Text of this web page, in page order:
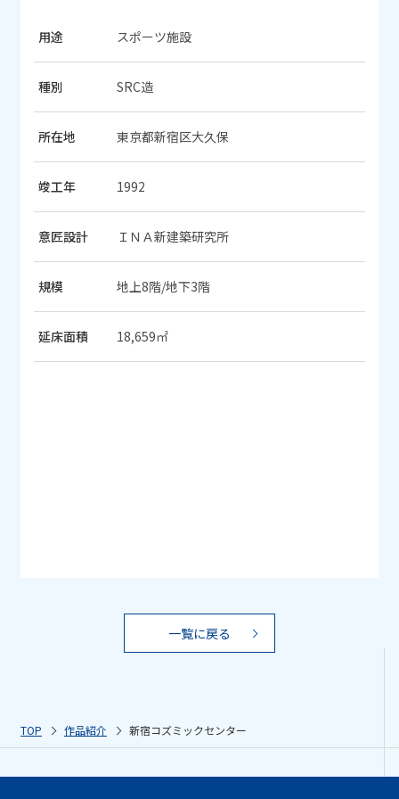
用途 スポーツ施設
種別 SRC造
所在地 東京都新宿区大久保
竣工年 1992
意匠設計 ＩＮＡ新建築研究所
規模 地上8階/地下3階
延床面積 18,659㎡
一覧に戻る
TOP 作品紹介 新宿コズミックセンター